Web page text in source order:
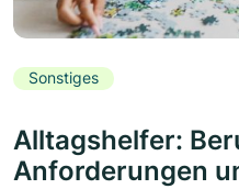
Sonstiges
Alltagshelfer:
Anforderungen